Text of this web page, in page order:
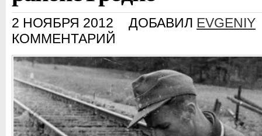
2 НОЯБРЯ 2012 ДОБАВИЛ EVGENIY
КОММЕНТАРИЙ